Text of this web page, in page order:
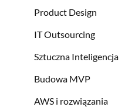
Product Design
IT Outsourcing
Sztuczna Inteligencja
Budowa MVP
AWS i rozwiązania